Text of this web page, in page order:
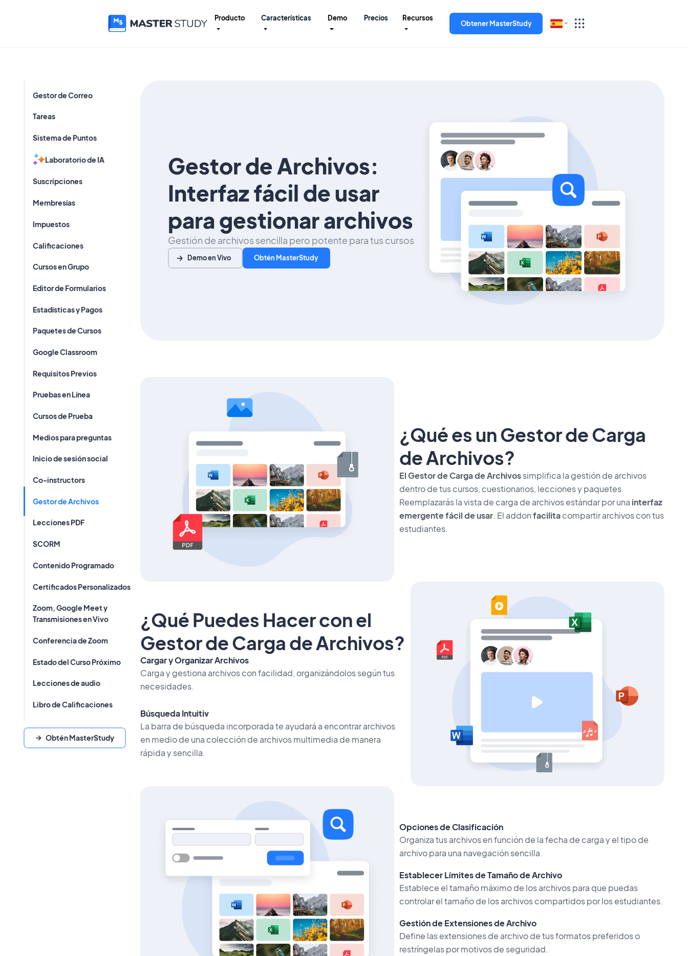
Producto Características Demo Precios Recursos
Obtener MasterStudy
Gestor de Correo
Tareas
Sistema de Puntos
Laboratorio de IA
Suscripciones
Membresías
Impuestos
Calificaciones
Cursos en Grupo
Editor de Formularios
Estadísticas y Pagos
Paquetes de Cursos
Google Classroom
Requisitos Previos
Pruebas en Línea
Cursos de Prueba
Medios para preguntas
Inicio de sesión social
Co-instructors
Gestor de Archivos
Lecciones PDF
SCORM
Contenido Programado
Certificados Personalizados
Zoom, Google Meet y
Transmisiones en Vivo
Conferencia de Zoom
Estado del Curso Próximo
Lecciones de audio
Libro de Calificaciones
Obtén MasterStudy
Gestor de Archivos:
Interfaz fácil de usar
para gestionar archivos
Gestión de archivos sencilla pero potente para tus cursos
Demo en Vivo Obtén MasterStudy
¿Qué es un Gestor de Carga
de Archivos?
El Gestor de Carga de Archivossimplifica la gestión de archivos
dentro de tus cursos, cuestionarios, lecciones y paquetes.
Reemplazarás la vista de carga de archivos estándar por una interfaz
emergente fácil de usar. El addonfacilitacompartir archivos con tus
estudiantes.
¿Qué Puedes Hacer con el
Gestor de Carga de Archivos?
Cargar y Organizar Archivos
Carga y gestiona archivos con facilidad, organizándolos según tus
necesidades.
Búsqueda Intuitiv
La barra de búsqueda incorporada te ayudará a encontrar archivos
en medio de una colección de archivos multimedia de manera
rápida y sencilla.
Opciones de Clasificación
Organiza tus archivos en función de la fecha de carga y el tipo de
archivo para una navegación sencilla.
Establecer Límites de Tamaño de Archivo
Establece el tamaño máximo de los archivos para que puedas
controlar el tamaño de los archivos compartidos por los estudiantes.
Gestión de Extensiones de Archivo
Define las extensiones de archivo de tus formatos preferidos o
restríngelas por motivos de seguridad.